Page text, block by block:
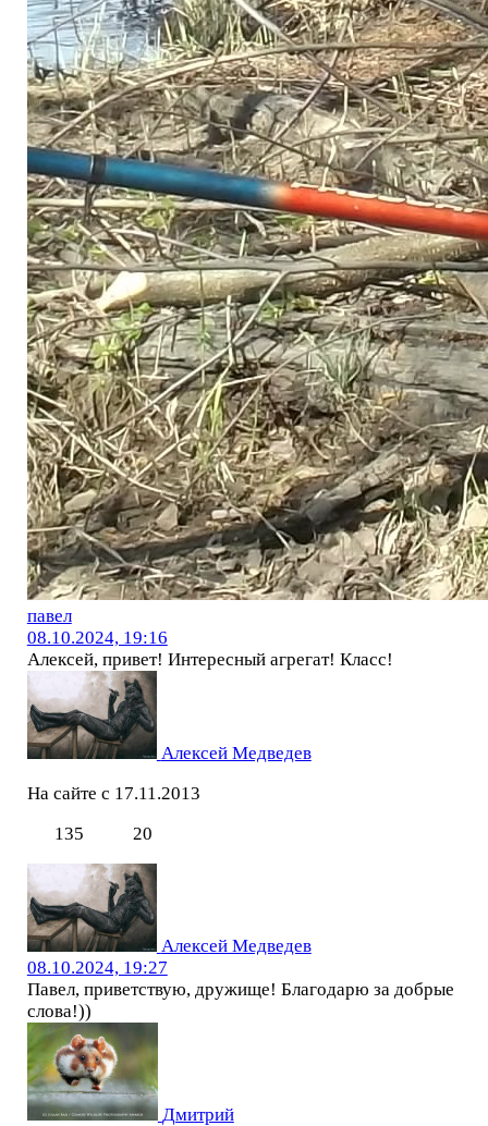
павел
08.10.2024, 19:16
Алексей, привет! Интересный агрегат! Класс!
Алексей Медведев
На сайте с 17.11.2013
135
20
Алексей Медведев
08.10.2024, 19:27
Павел, приветствую, дружище! Благодарю за добрые
слова!))
Дмитрий